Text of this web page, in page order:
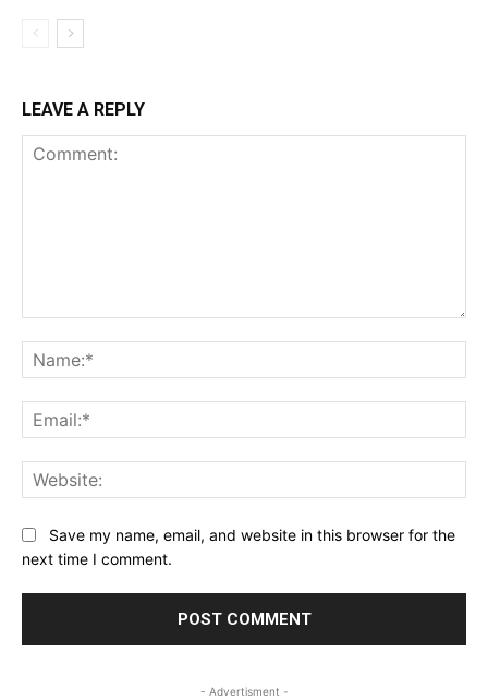
LEAVE A REPLY
Save my name, email, and website in this browser for the
next time I comment.
- Advertisment -